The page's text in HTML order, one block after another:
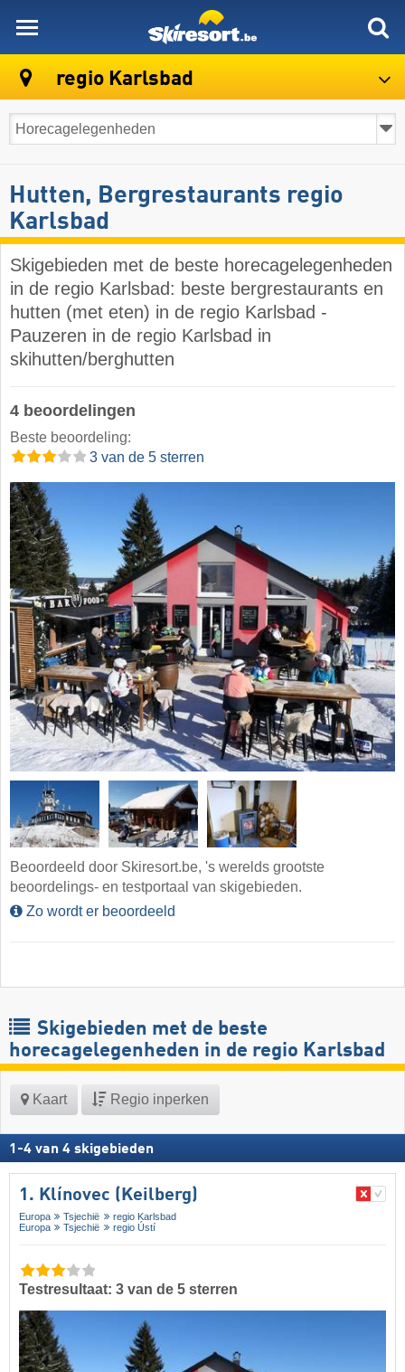
regio Karlsbad
Hutten, Bergrestaurants regio
Karlsbad
Skigebieden met de beste horecagelegenheden
in de regio Karlsbad: beste bergrestaurants en
hutten (met eten) in de regio Karlsbad -
Pauzeren in de regio Karlsbad in
skihutten/berghutten
4 beoordelingen
Beste beoordeling:
3 van de 5 sterren
Beoordeeld door Skiresort.be, 's werelds grootste
beoordelings- en testportaal van skigebieden.
Zo wordt er beoordeeld
Skigebieden met de beste
horecagelegenheden in de regio Karlsbad
Kaart Regio inperken
1 -4 van 4 skigebieden
1. Klínovec (Keilberg)
Europa Tsjechië
regio Karlsbad
Europa
Tsjechië regio Ústí
Testresultaat: 3 van de 5 sterren